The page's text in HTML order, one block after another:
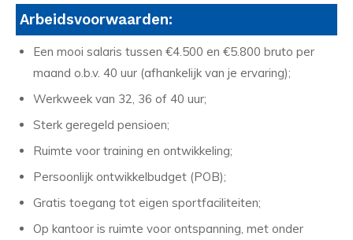
Arbeidsvoorwaarden:
Een mooi salaris tussen €4.500 en €5.800 bruto per
maand o.b.v. 40 uur (afhankelijk van je ervaring);
Werkweek van 32, 36 of 40 uur;
Sterk geregeld pensioen;
Ruimte voor training en ontwikkeling;
Persoonlijk ontwikkelbudget (POB);
Gratis toegang tot eigen sportfaciliteiten;
Op kantoor is ruimte voor ontspanning, met onder